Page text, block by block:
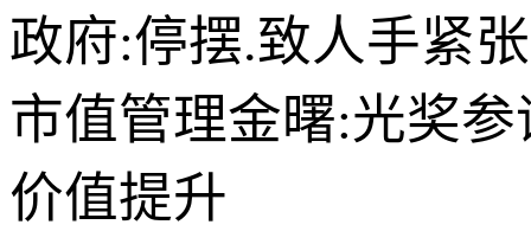
政府:停摆.致人手紧
市值管理金曙:光奖
价值提升